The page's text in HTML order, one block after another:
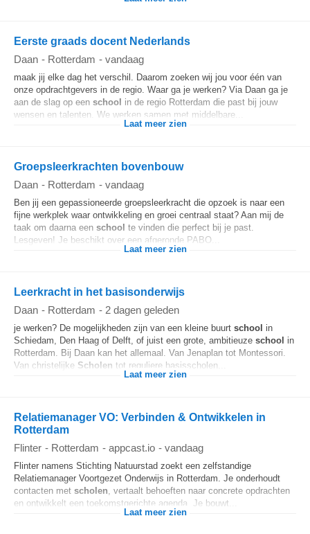
Eerste graads docent Nederlands
Daan - Rotterdam - vandaag
maak jij elke dag het verschil. Daarom zoeken wij jou voor één van
onze opdrachtgevers in de regio. Waar ga je werken? Via Daan ga je
aan de slag op een school in de regio Rotterdam die past bij jouw
wensen en talenten. We werken samen met middelbare...
Laat meer zien
Groepsleerkrachten bovenbouw
Daan - Rotterdam - vandaag
Ben jij een gepassioneerde groepsleerkracht die opzoek is naar een
fijne werkplek waar ontwikkeling en groei centraal staat? Aan mij de
taak om daarna een school te vinden die perfect bij je past.
Lesgeven! Je beschikt over een afgeronde PABO...
Laat meer zien
Leerkracht in het basisonderwijs
Daan - Rotterdam - 2 dagen geleden
je werken? De mogelijkheden zijn van een kleine buurt school in
Schiedam, Den Haag of Delft, of juist een grote, ambitieuze school in
Rotterdam. Bij Daan kan het allemaal. Van Jenaplan tot Montessori.
Van christelijke Scholen tot reguliere basisscholen...
Laat meer zien
Relatiemanager VO: Verbinden & Ontwikkelen in
Rotterdam
Flinter - Rotterdam - appcast.io - vandaag
Flinter namens Stichting Natuurstad zoekt een zelfstandige
Relatiemanager Voortgezet Onderwijs in Rotterdam. Je onderhoudt
contacten met scholen, vertaalt behoeften naar concrete opdrachten
en ontwikkelt een toekomstgerichte agenda. Je bouwt...
Laat meer zien